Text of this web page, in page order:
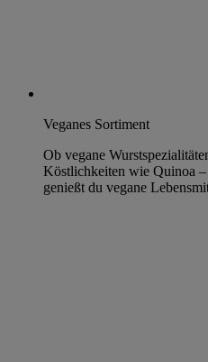
Veganes Sortiment
Ob vegane
Köstlichkeiten wie Quinoa
genießt du vegane